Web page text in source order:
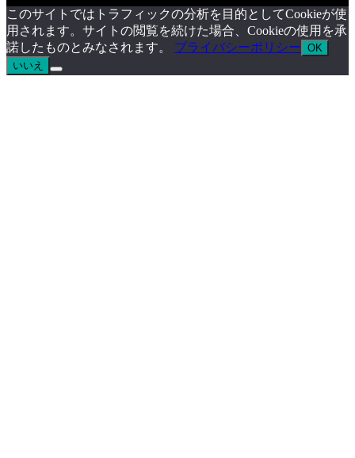
このサイトではトラフィックの分析を目的としてCookieが使
用されます。サイトの閲覧を続けた場合、Cookieの使用を承
諾したものとみなされます。 プライバシーポリシー OK
いいえ